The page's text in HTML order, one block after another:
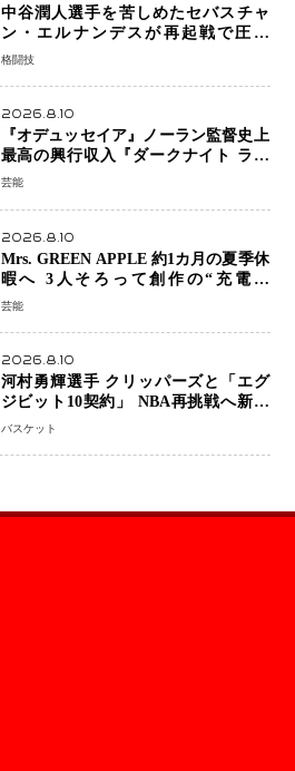
中谷潤人選手を苦しめたセバスチャ
ン・エルナンデスが再起戦で圧巻
KO 2回で相手を沈める…次戦は亀田
格闘技
2026.8.10
『オデュッセイア』ノーラン監督史上
最高の興行収入『ダークナイト ライ
ジング』超え、世界で11億ドル突破
芸能
2026.8.10
Mrs. GREEN APPLE 約1カ月の夏季休
暇へ 3人そろって創作の“充電期
間”「自分らしいインプットを」
芸能
2026.8.10
河村勇輝選手 クリッパーズと「エグ
ジビット10契約」 NBA再挑戦へ新た
な一歩、八村塁選手との共闘にも期待
バスケット